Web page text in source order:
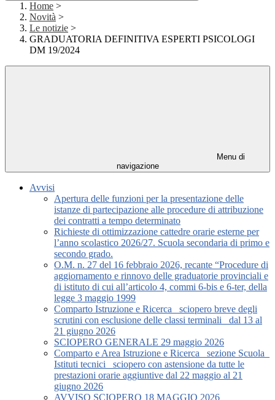
Home >
Novità >
Le notizie >
GRADUATORIA DEFINITIVA ESPERTI PSICOLOGI
DM 19/2024
Menu di
navigazione
Avvisi
Apertura delle funzioni per la presentazione delle
istanze di partecipazione alle procedure di attribuzione
dei contratti a tempo determinato
Richieste di ottimizzazione cattedre orarie esterne per
l’anno scolastico 2026/27. Scuola secondaria di primo e
secondo grado.
O.M. n. 27 del 16 febbraio 2026, recante “Procedure di
aggiornamento e rinnovo delle graduatorie provinciali e
di istituto di cui all’articolo 4, commi 6-bis e 6-ter, della
legge 3 maggio 1999
Comparto Istruzione e Ricerca_ sciopero breve degli
scrutini con esclusione delle classi terminali_ dal 13 al
21 giugno 2026
SCIOPERO GENERALE 29 maggio 2026
Comparto e Area Istruzione e Ricerca_ sezione Scuola_
Istituti tecnici_ sciopero con astensione da tutte le
prestazioni orarie aggiuntive dal 22 maggio al 21
giugno 2026
AVVISO SCIOPERO 18 MAGGIO 2026